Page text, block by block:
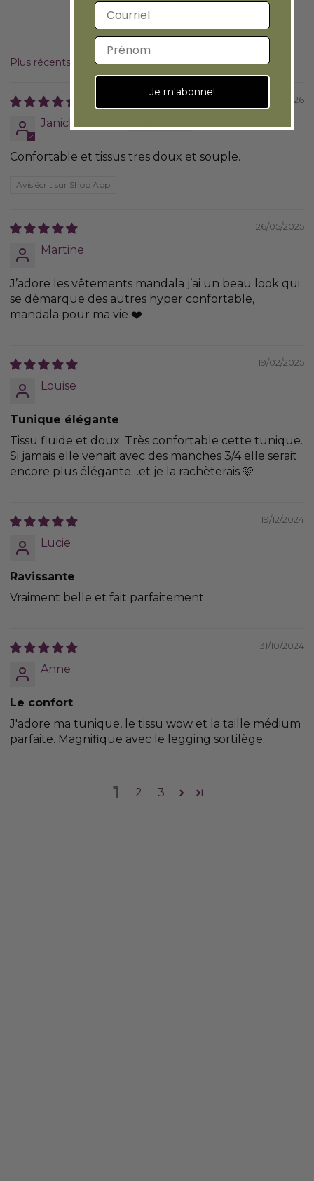
100.0
Sort by
07/04/2026
Janick Cormier
Confortable et tissus tres doux et souple.
Avis écrit sur Shop App
26/05/2025
Martine
J’adore les vêtements mandala j’ai un beau look qui
se démarque des autres hyper confortable,
mandala pour ma vie ❤️
19/02/2025
Louise
Tunique élégante
Tissu fluide et doux. Très confortable cette tunique.
Si jamais elle venait avec des manches 3/4 elle serait
encore plus élégante…et je la rachèterais 🩷
19/12/2024
Lucie
Ravissante
Vraiment belle et fait parfaitement
31/10/2024
Anne
Le confort
J'adore ma tunique, le tissu wow et la taille médium
parfaite. Magnifique avec le legging sortilège.
1 2 3
Adresse courriel
Prénom
Je m'abonne!